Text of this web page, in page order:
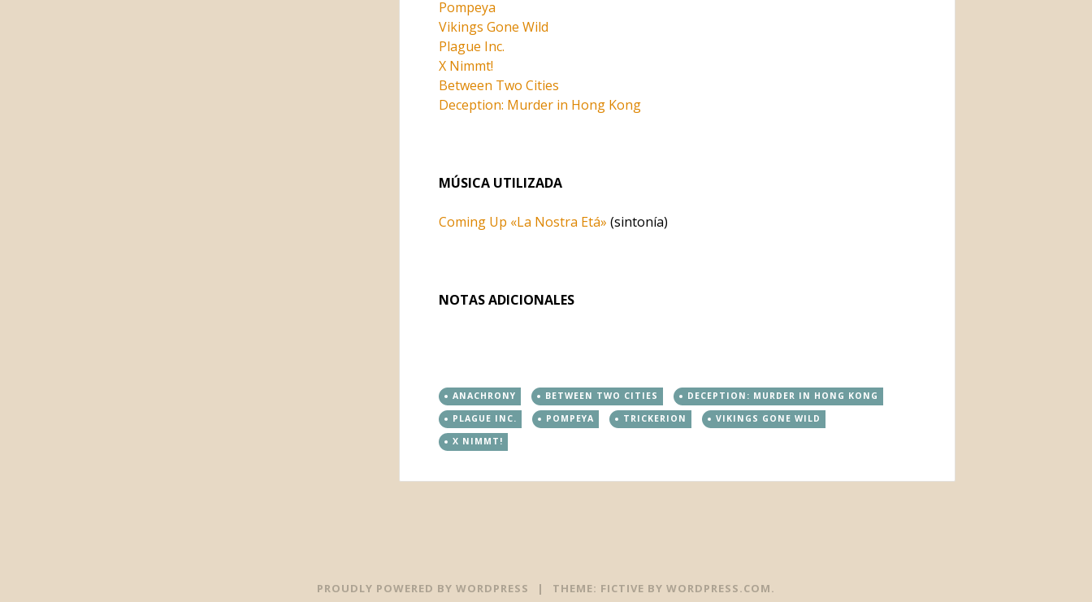
Pompeya
Vikings Gone Wild
Plague Inc.
X Nimmt!
Between Two Cities
Deception: Murder in Hong Kong
MÚSICA UTILIZADA
Coming Up «La Nostra Etá» (sintonía)
NOTAS ADICIONALES
ANACHRONY BETWEEN TWO CITIES
DECEPTION: MURDER IN HONG KONG
PLAGUE INC.
POMPEYA TRICKERION
VIKINGS GONE WILD
X NIMMT!
PROUDLY POWERED BY WORDPRESS | THEME: FICTIVE BY WORDPRESS.COM